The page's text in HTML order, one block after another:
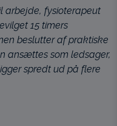
arbejde, fysioterapeut
15 timers
beslutter af praktiske
ansættes som ledsager,
spredt ud på flere